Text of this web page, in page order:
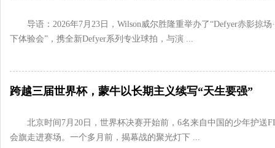
导语：2026年7月23日，Wilson威尔胜隆重举办了“Defyer赤影掠场
下体验会”，携全新Defyer系列专业球拍，与演 ...
跨越三届世界杯，蒙牛以长期主义续写“天生要强”
北京时间7月20日，世界杯决赛开始前，6名来自中国的少年护送
会旗走进赛场。一个多月前，揭幕战的聚光灯下 ...